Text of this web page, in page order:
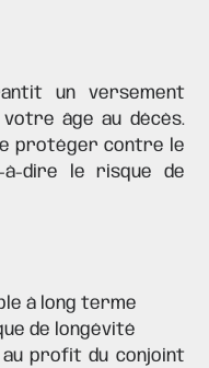
un versement
âge au décès.
protéger contre le
dire le risque de
à long terme
de longévité
profit du conjoint